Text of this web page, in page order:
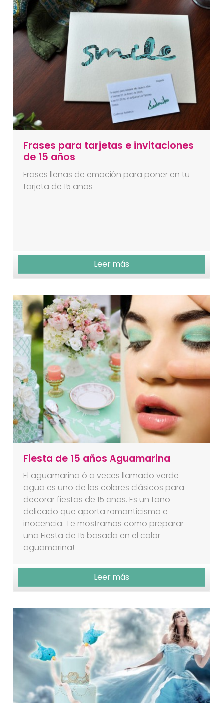
Frases para tarjetas e invitaciones
de 15 años
Frases llenas de emoción para poner en tu
tarjeta de 15 años
Leer más
Fiesta de 15 años Aguamarina
El aguamarina ó a veces llamado verde
agua es uno de los colores clásicos para
decorar fiestas de 15 años. Es un tono
delicado que aporta romanticismo e
inocencia. Te mostramos como preparar
una Fiesta de 15 basada en el color
aguamarina!
Leer más